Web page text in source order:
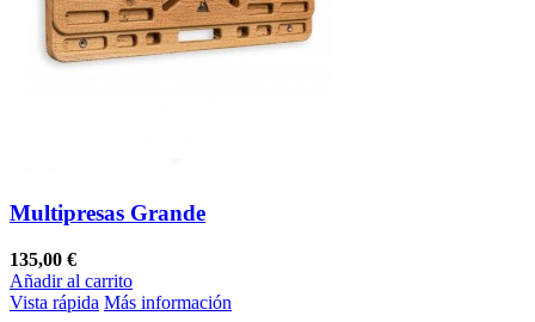
Multipresas Grande
135,00 €
Añadir al carrito
Vista rápida Más información